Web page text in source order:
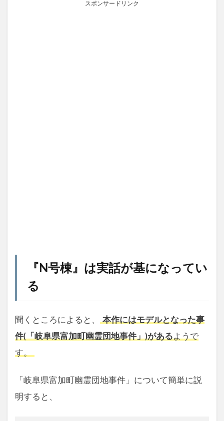
スポンサードリンク
『N号棟』は実話が基になってい
る
聞くところによると、 本作にはモデルとなった事
件(「岐阜県富加町幽霊団地事件」)があるようで
す。
「岐阜県富加町幽霊団地事件」について簡単に説
明すると、